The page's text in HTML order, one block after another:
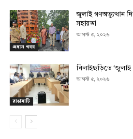
প্রধান খবর
জুলাই গণঅভ্যুত্থান
সহায়তা
আগস্ট ৫, ২০২৬
রাঙামাটি
বিলাইছড়িতে ‘জুলাই
আগস্ট ৫, ২০২৬